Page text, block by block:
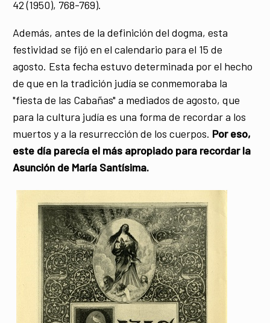
42 (1950), 768-769).
Además, antes de la definición del dogma, esta
festividad se fijó en el calendario para el 15 de
agosto. Esta fecha estuvo determinada por el hecho
de que en la tradición judía se conmemoraba la
"fiesta de las Cabañas" a mediados de agosto, que
para la cultura judía es una forma de recordar a los
muertos y a la resurrección de los cuerpos. Por eso,
este día parecía el más apropiado para recordar la
Asunción de María Santísima.